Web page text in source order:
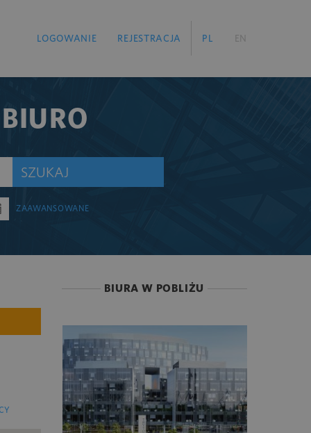
PL EN
LOGOWANIE REJESTRACJA
SZUKAJ
ZAAWANSOWANE
BIURA W POBLIŻU